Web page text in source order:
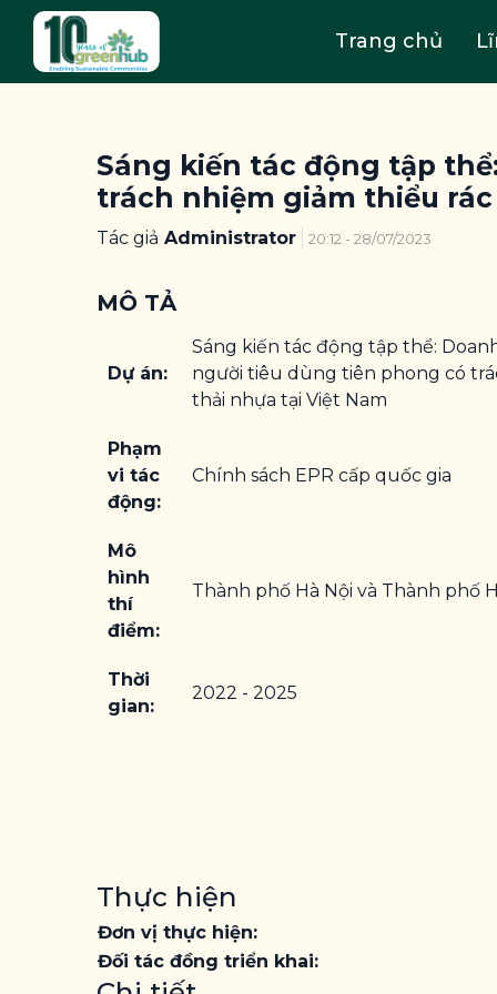
Trang chủ
Sáng kiến tác động tập
trách nhiệm giảm thiểu
Tác giả Administrator 20:12 - 28/07/2023
MÔ TẢ
Dự án:
Sáng kiến tác động tập thể:
người tiêu dùng tiên phong có
thải nhựa tại Việt Nam
Phạm
vi tác
động:
Chính sách EPR cấp quốc gia
Mô
hình
thí
điểm:
Thành phố Hà Nội và Thành phố
Thời
gian:
2022 - 2025
Thực hiện
Đơn vị thực hiện:
Đối tác đồng triển khai: